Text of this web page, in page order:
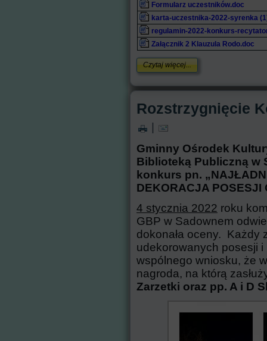
Formularz uczestników.doc
karta-uczestnika-2022-syrenka
regulamin-2022-konkurs-
Załącznik 2 Klauzula Rodo.doc
Czytaj więcej...
Rozstrzygnięcie
|
Gminny Ośrodek
Biblioteką Publiczną w
konkurs pn.
DEKORACJA POSESJI
4 stycznia 2022 roku
GBP w Sadownem
dokonała oceny. Każdy
udekorowanych posesji i
wspólnego wniosku, że
nagroda, na którą
Zarzetki oraz pp. A i D